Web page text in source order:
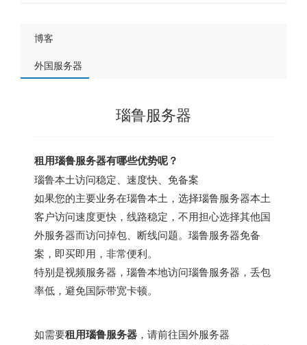
博客
外国服务器
瑙鲁服务器
租用瑙鲁服务器有哪些优势呢？
瑙鲁本土访问稳定、速度快、免备案
如果您的主要业务在瑙鲁本土，选择瑙鲁服务器本土
客户访问速度更快，线路稳定，不用担心选择其他国
外服务器而访问掉包、断线问题。瑙鲁服务器免备
案，即买即用，非常便利。
特别是视频服务器，瑙鲁本地访问瑙鲁服务器，丢包
率低，避免国际带宽卡顿。
如需要租用瑙鲁服务器 ，请前往国外服务器